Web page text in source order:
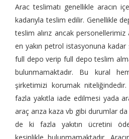
Arac teslimatı genellikle aracın
kadarıyla teslim edilir. Genellikle
teslim alırız ancak
en yakın petrol istasyonuna kadar
full depo verip full depo teslim
bulunmamaktadır. Bu kural
şirketimizi korumak
fazla yakıtla iade edilmesi yada
araç arıza kaza vb gibi durumlar
de ki fazla yakıtın ücretini